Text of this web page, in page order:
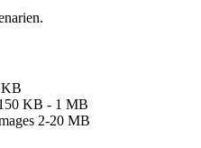
KB
KB - 1 MB
2-20 MB